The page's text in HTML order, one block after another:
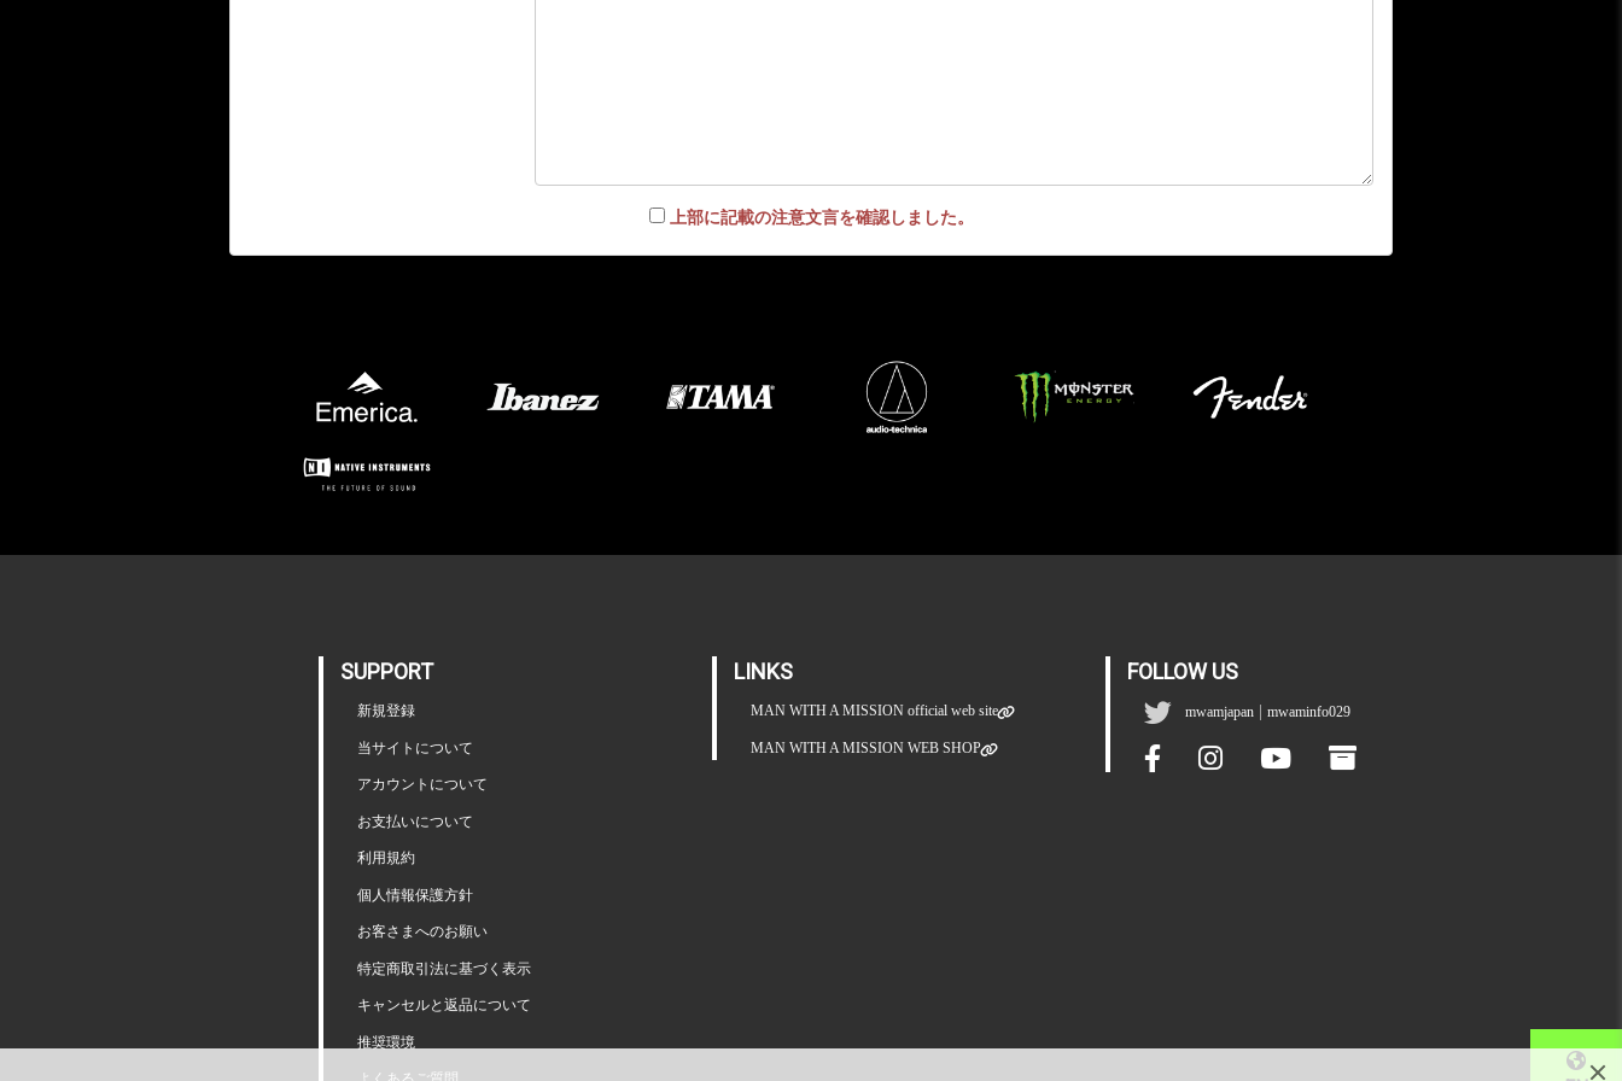
上部に記載の注意文言を確認しました。
SUPPORT
新規登録
当サイトについて
アカウントについて
お支払いについて
利用規約
個人情報保護方針
お客さまへのお願い
特定商取引法に基づく表示
キャンセルと返品について
推奨環境
LINKS
MAN WITH A MISSION official web site
MAN WITH A MISSION WEB SHOP
FOLLOW US
mwamjapan |mwaminfo029